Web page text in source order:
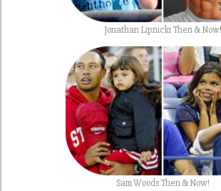
Jonathan Lipnicki Then & Now!
Sam Woods Then & Now!